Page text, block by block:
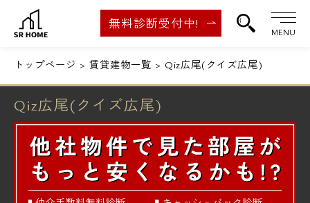
無料診断受付中!
MENU
トップページ 賃貸建物一覧 Qiz広尾(クイズ広尾)
Qiz広尾(クイズ広尾)